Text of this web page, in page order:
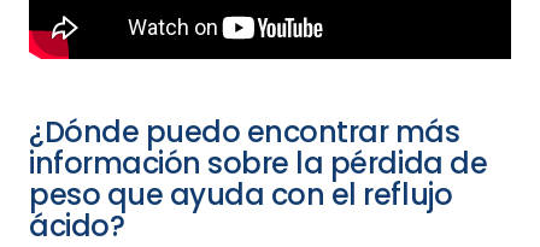
¿Dónde puedo encontrar más
información sobre la pérdida de
peso que ayuda con el reflujo
ácido?